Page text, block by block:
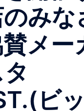
みな
メー
ビ